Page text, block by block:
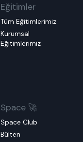
Eğitimler
Tüm Eğitimlerimiz
Kurumsal
Eğitimlerimiz
Space 🚀
Space Club
Bülten